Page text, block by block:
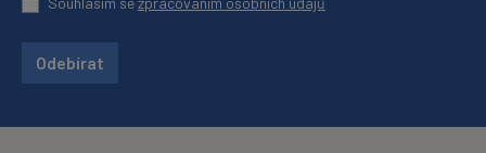
Odebírat